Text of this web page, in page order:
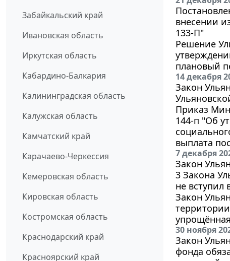
Забайкальский край
Ивановская область
Иркутская область
Кабардино-Балкария
Калининградская область
Калужская область
Камчатский край
Карачаево-Черкессия
Кемеровская область
Кировская область
Костромская область
Краснодарский край
Красноярский край
внесении
133-П"
Решение
плановый
14 декабря
Закон
Приказ
144-п "Об
выплата
7 декабря
Закон
3 Закона
не вступил
Закон
30 ноября
Закон
фонда